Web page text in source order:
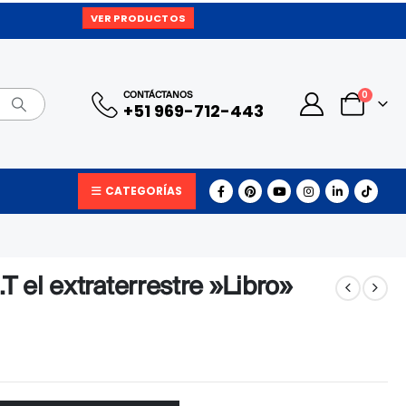
VER PRODUCTOS
CONTÁCTANOS
+51 969-712-443
0
CATEGORÍAS
el extraterrestre »Libro»